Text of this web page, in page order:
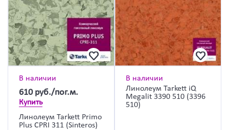
В наличии
610 руб./пог.м.
Купить
Линолеум Tarkett Primo
Plus CPRI 311 (Sinteros)
В наличии
Линолеум Tarkett iQ
Megalit 3390 510 (3396
510)